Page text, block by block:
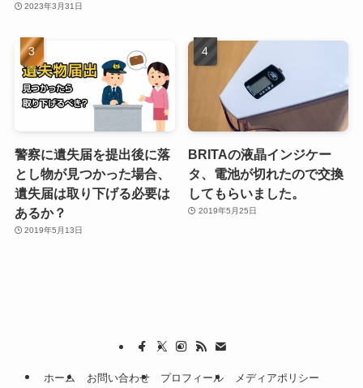
2023年3月31日
警察に遺失届を提出後に落
とし物が見つかった場合、
遺失届は取り下げる必要は
あるか？
2019年5月13日
BRITAの液晶インジケー
タ、電池が切れたので交換
してもらいました。
2019年5月25日
ホーム お問い合わせ プロフィール メディアポリシー